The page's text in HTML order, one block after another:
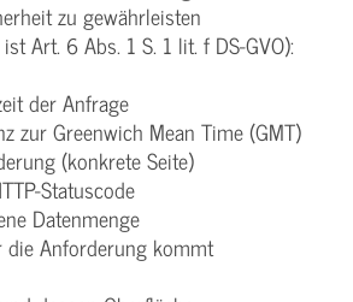
zu gewährleisten
Art. 6 Abs. 1 S. 1 lit. f DS-GVO):
der Anfrage
zur Greenwich Mean Time (GMT)
(konkrete Seite)
Statuscode
Datenmenge
die Anforderung kommt